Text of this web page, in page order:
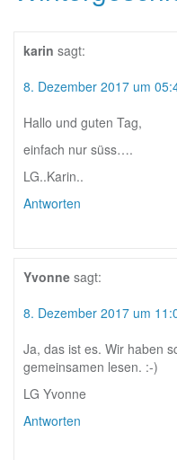
karin sagt:
8. Dezember 2017 um
Hallo und guten Tag,
einfach nur süss….
LG..Karin..
Antworten
Yvonne sagt:
8. Dezember 2017 um
Ja, das ist es. Wir haben
gemeinsamen lesen. :-)
LG Yvonne
Antworten